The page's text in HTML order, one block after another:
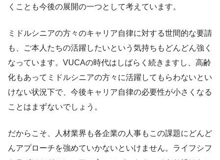
くことも今後の展開の一つとして考えています。
ミドルシニアの方々のキャリア自律に対する世間的な要請
も、ご本人たちの活躍したいという気持ちもどんどん強く
なっています。VUCAの時代はしばらく続きますし、高齢
化もあってミドルシニアの方々に活躍してもらわないとい
けない状況下で、今後キャリア自律の必要性が小さくなる
ことはまずないでしょう。
だからこそ、人材業界も各企業の人事もこの課題にどんど
んアプローチを強めていかないといけません。ライフシフ